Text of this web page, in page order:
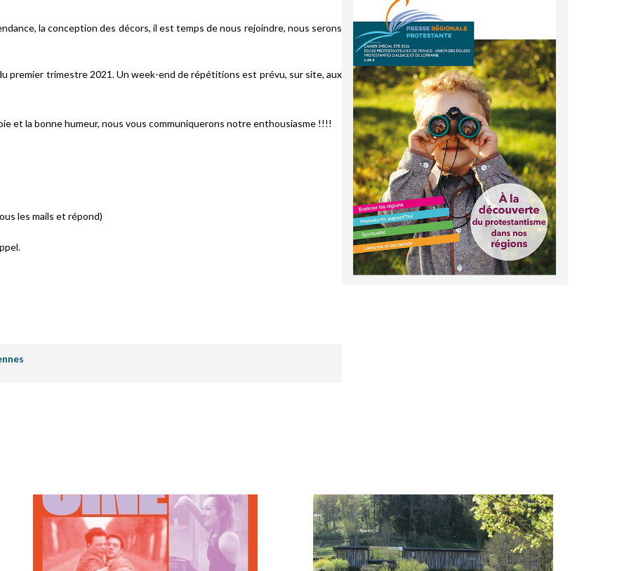
la conception des décors, il est temps de nous rejoindre, nous serons
premier trimestre 2021. Un week-end de répétitions est prévu, sur site, aux
et la bonne humeur, nous vous communiquerons notre enthousiasme !!!!
les mails et répond)